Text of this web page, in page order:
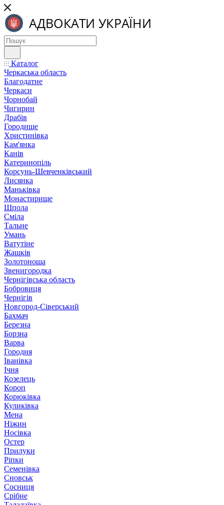
Каталог
Черкаська область
Благодатне
Черкаси
Чорнобай
Чигирин
Драбів
Городище
Христинівка
Кам'янка
Канів
Катеринопіль
Корсунь-Шевченківський
Лисянка
Маньківка
Монастирище
Шпола
Сміла
Тальне
Умань
Ватутіне
Жашків
Золотоноша
Звенигородка
Чернігівська область
Бобровиця
Чернігів
Новгород-Сіверський
Бахмач
Березна
Борзна
Варва
Городня
Іванівка
Ічня
Козелець
Короп
Корюківка
Куликівка
Мена
Ніжин
Носівка
Остер
Прилуки
Ріпки
Семенівка
Сновськ
Сосниця
Срібне